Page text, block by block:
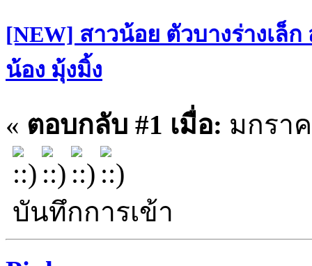
[NEW] สาวน้อย ตัวบางร่างเล็
น้อง มุ้งมิ้ง
« ตอบกลับ #1 เมื่อ: มกราค
บันทึกการเข้า